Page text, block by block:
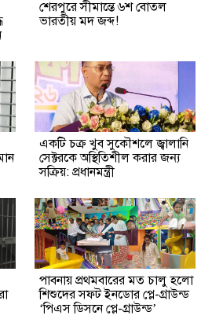
শেরপুরে সীমান্তে ৬শ বোতল
ভারতীয় মদ জব্দ!
একটি চক্র খুব সুকৌশলে জ্বালানি
সেক্টরকে অস্থিতিশীল করার জন্য
সক্রিয়: প্রধানমন্ত্রী
পাবনায় প্রথমবারের মত চালু হলো
শিশুদের সফট ইনডোর প্লে-গ্রাউন্ড
‘পিএস ডিসনে প্লে-গ্রাউন্ড’